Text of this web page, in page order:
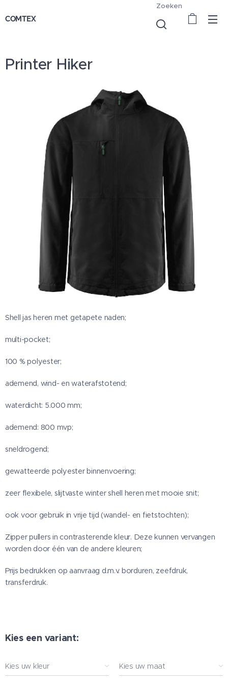
COMTEX
Zoeken
Printer Hiker
Shell jas heren met getapete naden;
multi-pocket;
100 % polyester;
ademend, wind- en waterafstotend;
waterdicht: 5.000 mm;
ademend: 800 mvp;
sneldrogend;
gewatteerde polyester binnenvoering;
zeer flexibele, slijtvaste winter shell heren met mooie snit;
ook voor gebruik in vrije tijd (wandel- en fietstochten);
Zipper pullers in contrasterende kleur. Deze kunnen vervangen
worden door één van de andere kleuren;
Prijs bedrukken op aanvraag d.m.v. borduren, zeefdruk,
transferdruk.
Kies een variant:
Kies uw kleur Kies uw maat